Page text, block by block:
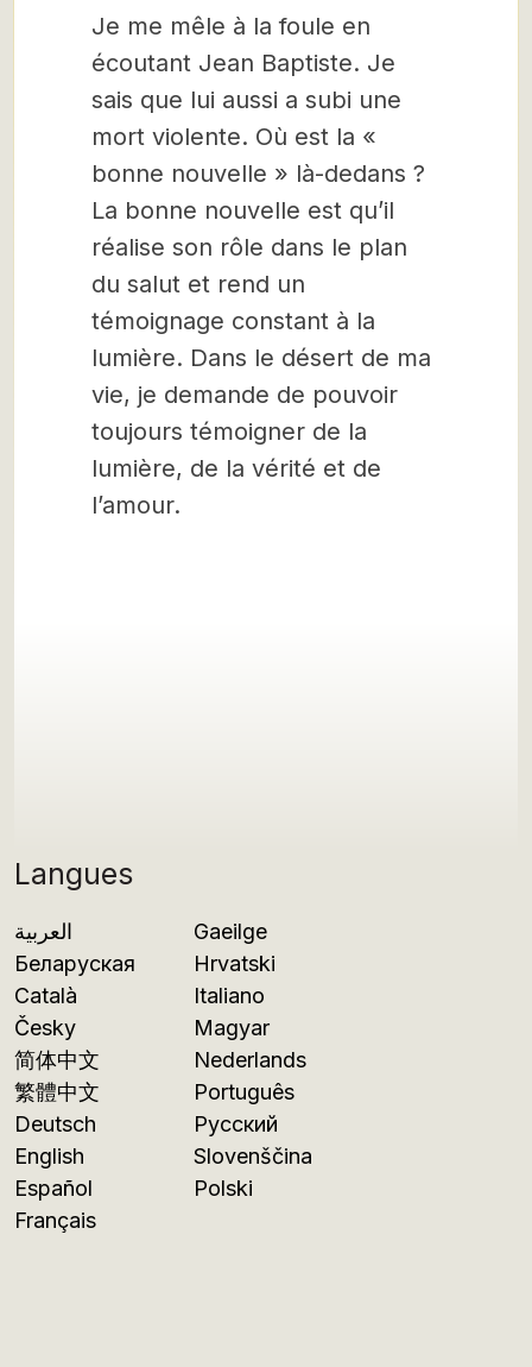
Langues
العربية
Беларуская
Català
Česky
简体中文
繁體中文
Deutsch
English
Español
Français
Gaeilge
Hrvatski
Italiano
Magyar
Nederlands
Português
Русский
Slovenščina
Polski
Je me mêle à la foule en
écoutant Jean Baptiste. Je
sais que lui aussi a subi une
mort violente. Où est la «
bonne nouvelle » là-dedans ?
La bonne nouvelle est qu’il
réalise son rôle dans le plan
du salut et rend un
témoignage constant à la
lumière. Dans le désert de ma
vie, je demande de pouvoir
toujours témoigner de la
lumière, de la vérité et de
l’amour.